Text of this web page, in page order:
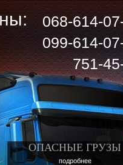
068-614-
099-614-
751-
ОПАСНЫЕ ГРУЗЫ
подробнее